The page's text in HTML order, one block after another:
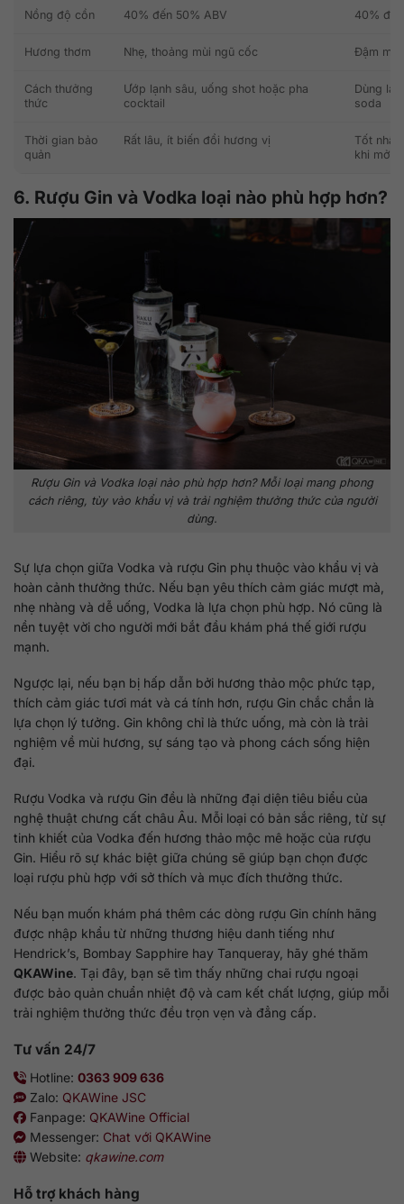
Nồng độ cồn 40% đến 50% ABV 40%
Hương thơm Nhẹ, thoảng mùi ngũ cốc Đậm
Cách thưởng
thức
Ướp lạnh sâu, uống shot hoặc pha
cocktail
Dùng
soda
Thời gian bảo
quản
Rất lâu, ít biến đổi hương vị
Tốt nhất
khi mở
6. Rượu Gin và Vodka loại nào phù hợp hơn?
Rượu Gin và Vodka loại nào phù hợp hơn? Mỗi loại mang phong
cách riêng, tùy vào khẩu vị và trải nghiệm thưởng thức của người
dùng.
Sự lựa chọn giữa Vodka và rượu Gin phụ thuộc vào khẩu vị và
hoàn cảnh thưởng thức. Nếu bạn yêu thích cảm giác mượt mà,
nhẹ nhàng và dễ uống, Vodka là lựa chọn phù hợp. Nó cũng là
nền tuyệt vời cho người mới bắt đầu khám phá thế giới rượu
mạnh.
Ngược lại, nếu bạn bị hấp dẫn bởi hương thảo mộc phức tạp,
thích cảm giác tươi mát và cá tính hơn, rượu Gin chắc chắn là
lựa chọn lý tưởng. Gin không chỉ là thức uống, mà còn là trải
nghiệm về mùi hương, sự sáng tạo và phong cách sống hiện
đại.
Rượu Vodka và rượu Gin đều là những đại diện tiêu biểu của
nghệ thuật chưng cất châu Âu. Mỗi loại có bản sắc riêng, từ sự
tinh khiết của Vodka đến hương thảo mộc mê hoặc của rượu
Gin. Hiểu rõ sự khác biệt giữa chúng sẽ giúp bạn chọn được
loại rượu phù hợp với sở thích và mục đích thưởng thức.
Nếu bạn muốn khám phá thêm các dòng rượu Gin chính hãng
được nhập khẩu từ những thương hiệu danh tiếng như
Hendrick’s, Bombay Sapphire hay Tanqueray, hãy ghé thăm
QKAWine. Tại đây, bạn sẽ tìm thấy những chai rượu ngoại
được bảo quản chuẩn nhiệt độ và cam kết chất lượng, giúp mỗi
trải nghiệm thưởng thức đều trọn vẹn và đẳng cấp.
Tư vấn 24/7
Hotline: 0363 909 636
Zalo: QKAWine JSC
Fanpage: QKAWine Official
Messenger: Chat với QKAWine
Website: qkawine.com
Hỗ trợ khách hàng